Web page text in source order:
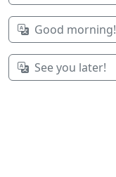
Good morning!
See you later!